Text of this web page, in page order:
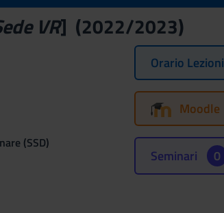
VR] (2022/2023)
(SSD)
Orario Lezioni
Moodle
Seminari 0